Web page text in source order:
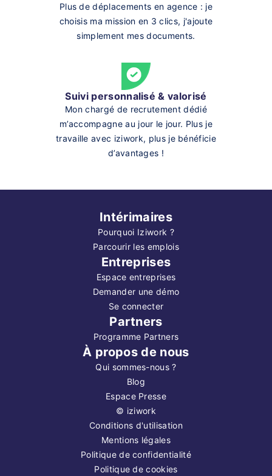
Plus de déplacements en agence : je
choisis ma mission en 3 clics, j'ajoute
simplement mes documents.
Suivi personnalisé & valorisé
Mon chargé de recrutement dédié
m’accompagne au jour le jour. Plus je
travaille avec iziwork, plus je bénéficie
d’avantages !
Intérimaires
Pourquoi Iziwork ?
Parcourir les emplois
Entreprises
Espace entreprises
Demander une démo
Se connecter
Partners
Programme Partners
À propos de nous
Qui sommes-nous ?
Blog
Espace Presse
© iziwork
Conditions d'utilisation
Mentions légales
Politique de confidentialité
Politique de cookies